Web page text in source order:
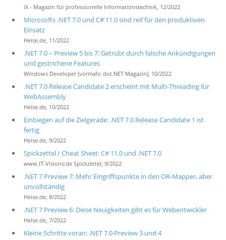
iX - Magazin für professionelle Informationstechnik, 12/2022
Microsofts .NET 7.0 und C# 11.0 sind reif für den produktiven
Einsatz
Heise.de, 11/2022
.NET 7.0 – Preview 5 bis 7: Getrübt durch falsche Ankündigungen
und gestrichene Features
Windows Developer (vormals: dot.NET Magazin), 10/2022
.NET 7.0 Release Candidate 2 erscheint mit Multi-Threading für
WebAssembly
Heise.de, 10/2022
Einbiegen auf die Zielgerade: .NET 7.0 Release Candidate 1 ist
fertig
Heise.de, 9/2022
Spickzettel / Cheat Sheet: C# 11.0 und .NET 7.0
www.IT-Visions.de Spickzettel, 9/2022
.NET 7 Preview 7: Mehr Eingriffspunkte in den OR-Mapper, aber
unvollständig
Heise.de, 8/2022
.NET 7 Preview 6: Diese Neuigkeiten gibt es für Webentwickler
Heise.de, 7/2022
Kleine Schritte voran: .NET 7.0 Preview 3 und 4